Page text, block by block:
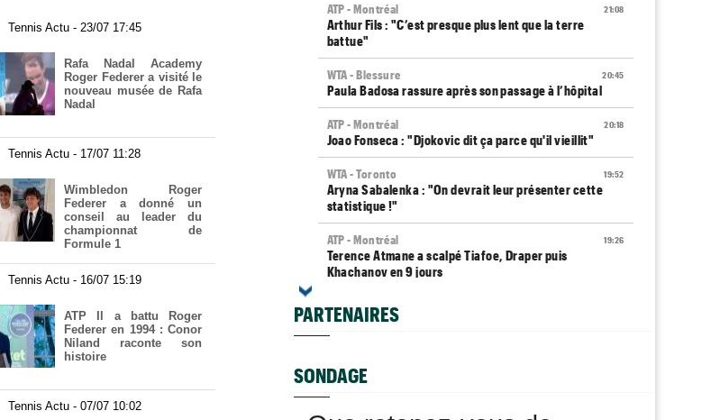
Tennis Actu - 23/07 17:45
Rafa Nadal Academy
Roger Federer a visité le
nouveau musée de Rafa
Nadal
Tennis Actu - 17/07 11:28
Wimbledon Roger
Federer a donné un
conseil au leader du
championnat de
Formule 1
Tennis Actu - 16/07 15:19
ATP Il a battu Roger
Federer en 1994 : Conor
Niland raconte son
histoire
Tennis Actu - 07/07 10:02
21:08
ATP - Montréal
Arthur Fils : "C’est presque plus lent que la terre
battue"
20:45
WTA - Blessure
Paula Badosa rassure après son passage à l’hôpital
20:18
ATP - Montréal
Joao Fonseca : "Djokovic dit ça parce qu'il vieillit"
19:52
WTA - Toronto
Aryna Sabalenka : "On devrait leur présenter cette
statistique !"
19:26
ATP - Montréal
Terence Atmane a scalpé Tiafoe, Draper puis
Khachanov en 9 jours
Plovdiv (CH)
Yannick Alexandrescou, 18 ans, privé d'une première
demie en Chal'
ATP / WTA
Tous les programmes et résultats du vendredi 7 août
2026
PARTENAIRES
SONDAGE